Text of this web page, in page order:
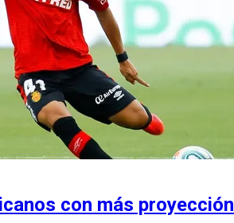
con más proyección